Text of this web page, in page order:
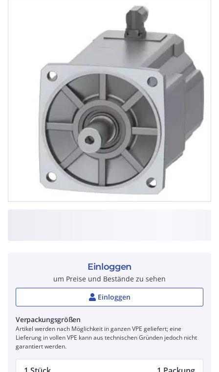
Einloggen
um Preise und Bestände zu sehen
Einloggen
Verpackungsgrößen
Artikel werden nach Möglichkeit in ganzen VPE geliefert; eine
Lieferung in vollen VPE kann aus technischen Gründen jedoch nicht
garantiert werden.